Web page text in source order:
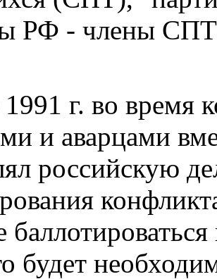
РФ - члены СПТ
г. во время
и аварцами
российскую
будет